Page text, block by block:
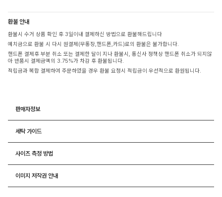
환불 안내
환불시 수거 상품 확인 후 3일이내 결제하신 방법으로 환불해드립니다
예치금으로 환불 시 다시 원결제(무통장,핸드폰,카드)로의 환불은 불가합니다.
핸드폰 결제후 부분 취소 또는 결제한 달이 지나 환불시, 통신사 정책상 핸드폰 취소가 되지않
아 반품시 결제금액의 3.75%가 차감 후 환불됩니다.
적립금과 복합 결제하여 주문하였을 경우 환불 요청시 적립금이 우선적으로 환원됩니다.
판매자정보
세탁 가이드
사이즈 측정 방법
이미지 저작권 안내